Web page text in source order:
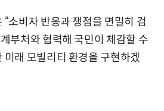
소비자 반응과 쟁점을 면밀히 검
부처와 협력해 국민이 체감할 수
미래 모빌리티 환경을 구현하겠